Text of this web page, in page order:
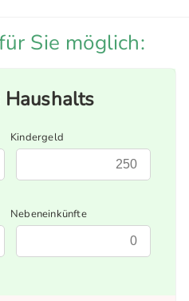
Sie möglich:
Haushalts
Kindergeld
Nebeneinkünfte